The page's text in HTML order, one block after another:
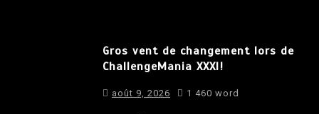
Gros vent de changement lors de
ChallengeMania XXXI!
août 9, 2026 1 460 word